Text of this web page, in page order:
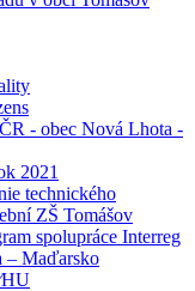
- obec Nová Lhota -
2021
technického
ZŠ Tomášov
spolupráce Interreg
– Maďarsko